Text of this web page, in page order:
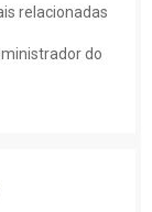
relacionadas
do